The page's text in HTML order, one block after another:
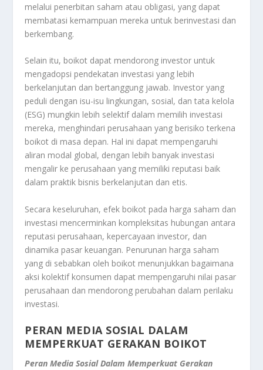
melalui penerbitan saham atau obligasi, yang dapat
membatasi kemampuan mereka untuk berinvestasi dan
berkembang.
Selain itu, boikot dapat mendorong investor untuk
mengadopsi pendekatan investasi yang lebih
berkelanjutan dan bertanggung jawab. Investor yang
peduli dengan isu-isu lingkungan, sosial, dan tata kelola
(ESG) mungkin lebih selektif dalam memilih investasi
mereka, menghindari perusahaan yang berisiko terkena
boikot di masa depan. Hal ini dapat mempengaruhi
aliran modal global, dengan lebih banyak investasi
mengalir ke perusahaan yang memiliki reputasi baik
dalam praktik bisnis berkelanjutan dan etis.
Secara keseluruhan, efek boikot pada harga saham dan
investasi mencerminkan kompleksitas hubungan antara
reputasi perusahaan, kepercayaan investor, dan
dinamika pasar keuangan. Penurunan harga saham
yang di sebabkan oleh boikot menunjukkan bagaimana
aksi kolektif konsumen dapat mempengaruhi nilai pasar
perusahaan dan mendorong perubahan dalam perilaku
investasi.
PERAN MEDIA SOSIAL DALAM
MEMPERKUAT GERAKAN BOIKOT
Peran Media Sosial Dalam Memperkuat Gerakan